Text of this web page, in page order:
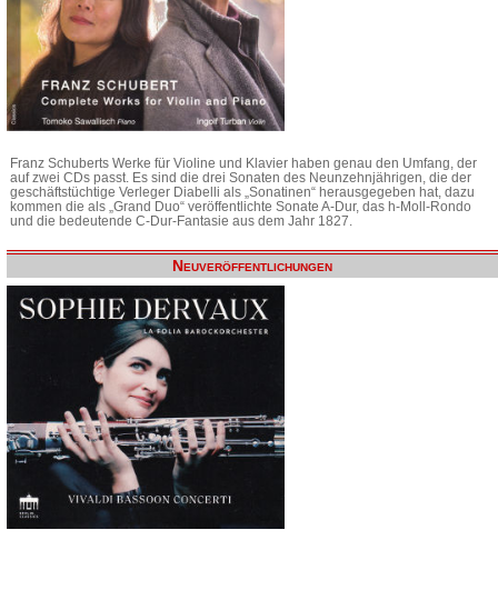
Franz Schuberts Werke für Violine und Klavier haben genau den Umfang, der
auf zwei CDs passt. Es sind die drei Sonaten des Neunzehnjährigen, die der
geschäftstüchtige Verleger Diabelli als „Sonatinen“ herausgegeben hat, dazu
kommen die als „Grand Duo“ veröffentlichte Sonate A-Dur, das h-Moll-Rondo
und die bedeutende C-Dur-Fantasie aus dem Jahr 1827.
Neuveröffentlichungen